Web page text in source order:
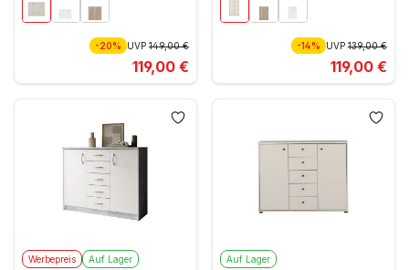
-20% UVP 149,00 €
119,00 €
-14% UVP139,00 €
119,00 €
Werbepreis Auf Lager Auf Lager